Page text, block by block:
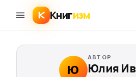
Книгизм
Ю
АВТОР
Юлия